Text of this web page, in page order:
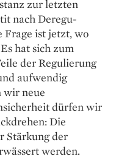
zur letzten
nach Dere­gu­
Frage ist jetzt, wo
hat sich zum
der Regulierung
aufwendig
wir neue
dürfen wir
Die
Stärkung der
werden.